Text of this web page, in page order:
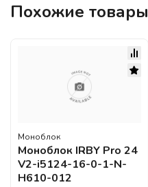
Похожие товары
Моноблок
Моноблок IRBY Pro 24
V2-i5124-16-0-1-N-
H610-012